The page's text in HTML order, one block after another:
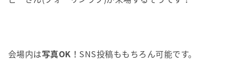
会場内は写真OK ！SNS投稿ももちろん可能です。